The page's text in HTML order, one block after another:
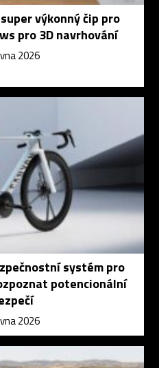
výkonný čip pro
pro 3D navrhování
2026
systém pro
potencionální
2026